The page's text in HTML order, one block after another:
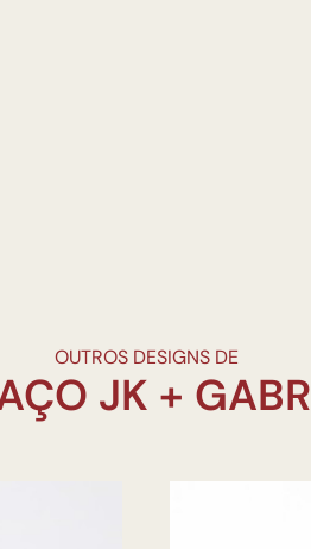
OUTROS DESIGNS DE